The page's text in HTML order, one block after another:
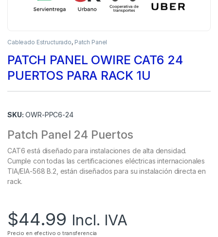
Cableado Estructurado, Patch Panel
PATCH PANEL OWIRE CAT6 24
PUERTOS PARA RACK 1U
SKU: OWR-PPC6-24
Patch Panel 24 Puertos
CAT6 está diseñado para instalaciones de alta densidad.
Cumple con todas las certificaciones eléctricas internacionales
TIA/EIA-568 B.2, están diseñados para su instalación directa en
rack.
$44.99 Incl. IVA
Precio en efectivo o transferencia